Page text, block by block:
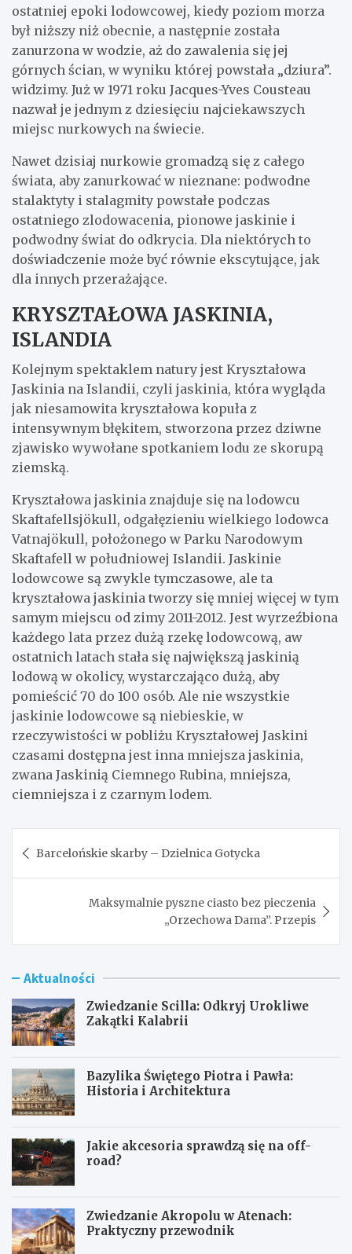
ostatniej epoki lodowcowej, kiedy poziom morza
był niższy niż obecnie, a następnie została
zanurzona w wodzie, aż do zawalenia się jej
górnych ścian, w wyniku której powstała „dziura”.
widzimy. Już w 1971 roku Jacques-Yves Cousteau
nazwał je jednym z dziesięciu najciekawszych
miejsc nurkowych na świecie.
Nawet dzisiaj nurkowie gromadzą się z całego
świata, aby zanurkować w nieznane: podwodne
stalaktyty i stalagmity powstałe podczas
ostatniego zlodowacenia, pionowe jaskinie i
podwodny świat do odkrycia. Dla niektórych to
doświadczenie może być równie ekscytujące, jak
dla innych przerażające.
KRYSZTAŁOWA JASKINIA,
ISLANDIA
Kolejnym spektaklem natury jest Kryształowa
Jaskinia na Islandii, czyli jaskinia, która wygląda
jak niesamowita kryształowa kopuła z
intensywnym błękitem, stworzona przez dziwne
zjawisko wywołane spotkaniem lodu ze skorupą
ziemską.
Kryształowa jaskinia znajduje się na lodowcu
Skaftafellsjökull, odgałęzieniu wielkiego lodowca
Vatnajökull, położonego w Parku Narodowym
Skaftafell w południowej Islandii. Jaskinie
lodowcowe są zwykle tymczasowe, ale ta
kryształowa jaskinia tworzy się mniej więcej w tym
samym miejscu od zimy 2011-2012. Jest wyrzeźbiona
każdego lata przez dużą rzekę lodowcową, aw
ostatnich latach stała się największą jaskinią
lodową w okolicy, wystarczająco dużą, aby
pomieścić 70 do 100 osób. Ale nie wszystkie
jaskinie lodowcowe są niebieskie, w
rzeczywistości w pobliżu Kryształowej Jaskini
czasami dostępna jest inna mniejsza jaskinia,
zwana Jaskinią Ciemnego Rubina, mniejsza,
ciemniejsza i z czarnym lodem.
wpisu
Barcelońskie skarby – Dzielnica Gotycka
Maksymalnie pyszne ciasto bez pieczenia
„Orzechowa Dama”. Przepis
Aktualności
Zwiedzanie Scilla: Odkryj Urokliwe
Zakątki Kalabrii
Bazylika Świętego Piotra i Pawła:
Historia i Architektura
Jakie akcesoria sprawdzą się na off-
road?
Zwiedzanie Akropolu w Atenach:
Praktyczny przewodnik